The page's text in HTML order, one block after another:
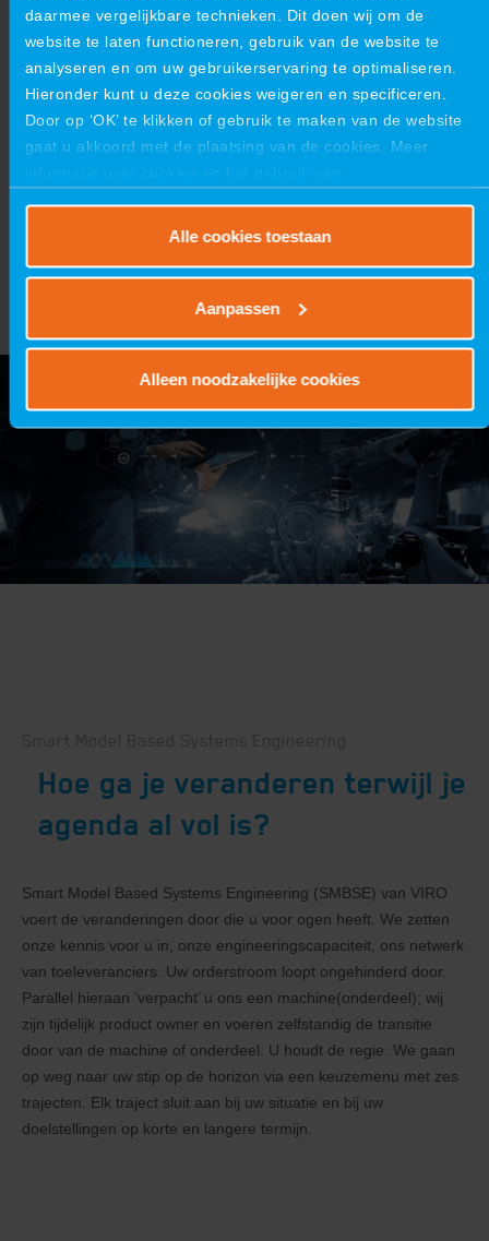
daarmee vergelijkbare technieken. Dit doen wij om de
website te laten functioneren, gebruik van de website te
analyseren en om uw gebruikerservaring te optimaliseren.
Hieronder kunt u deze cookies weigeren en specificeren.
Door op ‘OK’ te klikken of gebruik te maken van de website
gaat u akkoord met de plaatsing van de cookies. Meer
informatie over cookies en het gebruik van
Alle cookies toestaan
Aanpassen
Alleen noodzakelijke cookies
Doorlooptijden worden korter
Materialen en onderdelen zijn voordeliger in te kopen
Betere offertes liggen sneller bij de klant
Producten zijn eenvoudiger te managen
Faalkosten worden gereduceerd door de
gestandaardiseerde productie
proactief uitgevoerd.
Hoe ga je veranderen terwijl je
agenda al vol is?
Smart Model Based Systems Engineering (SMBSE) van VIRO
voert de veranderingen door die u voor ogen heeft. We zetten
onze kennis voor u in, onze engineeringscapaciteit, ons netwerk
van toeleveranciers. Uw orderstroom loopt ongehinderd door.
Parallel hieraan ‘verpacht’ u ons een machine(onderdeel); wij
zijn tijdelijk product owner en voeren zelfstandig de transitie
door van de machine of onderdeel. U houdt de regie. We gaan
op weg naar uw stip op de horizon via een keuzemenu met zes
trajecten. Elk traject sluit aan bij uw situatie en bij uw
doelstellingen op korte en langere termijn.